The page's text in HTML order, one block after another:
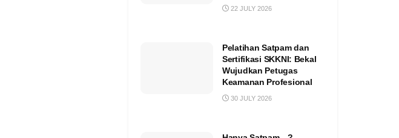
22 JULY 2026
Pelatihan Satpam dan
Sertifikasi SKKNI: Bekal
Wujudkan Petugas
Keamanan Profesional
30 JULY 2026